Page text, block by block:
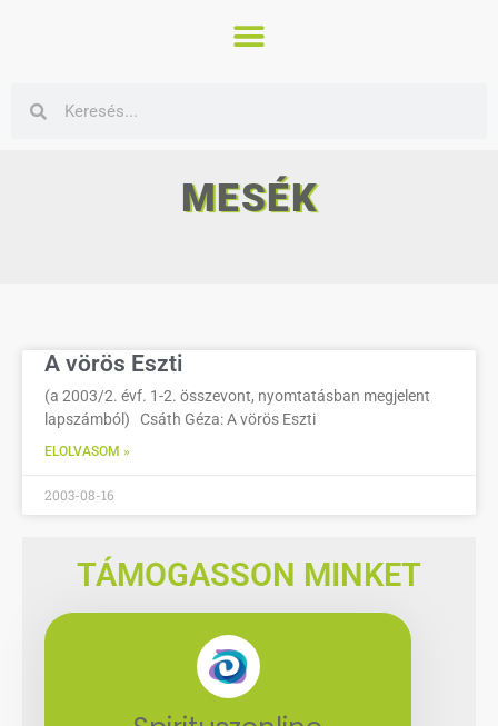
MESÉK
A vörös Eszti
(a 2003/2. évf. 1-2. összevont, nyomtatásban megjelent
lapszámból) Csáth Géza: A vörös Eszti
ELOLVASOM »
2003-08-16
TÁMOGASSON MINKET